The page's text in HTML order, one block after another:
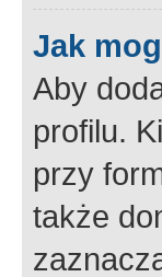
Jak
Aby
profilu.
przy
także